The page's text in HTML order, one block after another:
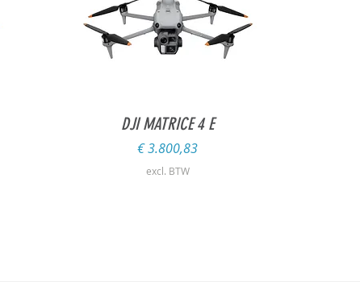
Snel overzicht
DJI MATRICE 4 E
Prijs
€ 3.800,83
excl. BTW